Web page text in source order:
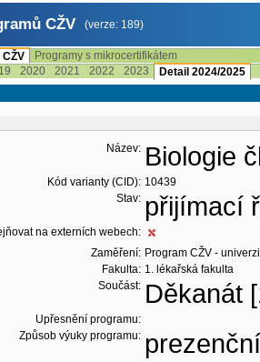
CŽV (verze: 189)
Programy s mikrocertifikátem
2020 2021 2022 2023 Detail 2024/2025
Název: Biologie
Kód varianty (CID): 10439
Stav: přijímací
na externích webech:
Zaměření: Program CŽV -
Fakulta: 1. lékařská fakulta
Součást: Děkanát
Upřesnění programu:
Způsob výuky programu: prezenční